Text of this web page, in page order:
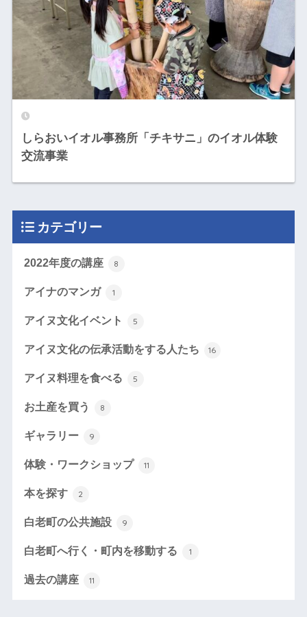
しらおいイオル事務所「チキサニ」のイオル体験
交流事業
カテゴリー
2022年度の講座 8
アイナのマンガ 1
アイヌ文化イベント 5
アイヌ文化の伝承活動をする人たち 16
アイヌ料理を食べる 5
お土産を買う 8
ギャラリー 9
体験・ワークショップ 11
本を探す 2
白老町の公共施設 9
白老町へ行く・町内を移動する 1
過去の講座 11